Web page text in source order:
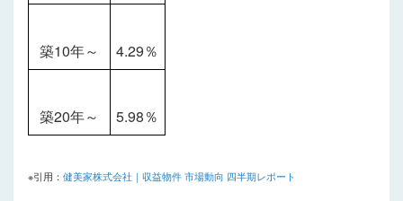
築10年～ 4.29％
築20年～ 5.98％
※引用： 健美家株式会社｜収益物件 市場動向 四半期レポート